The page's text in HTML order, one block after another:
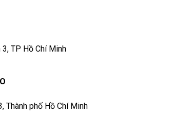
3, TP Hồ Chí Minh
Thành phố Hồ Chí Minh